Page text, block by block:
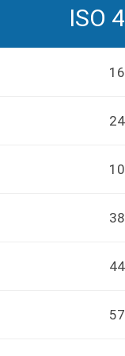
ISO
16
24
10
38
44
57